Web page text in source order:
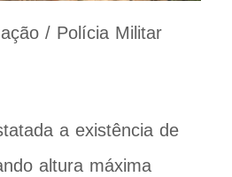
/ Polícia Militar
a existência de
altura máxima